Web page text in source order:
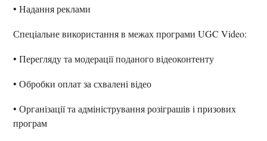
• Надання реклами
Спеціальне використання в межах програми UGC Video:
• Перегляду та модерації поданого відеоконтенту
• Обробки оплат за схвалені відео
• Організації та адміністрування розіграшів і призових
програм